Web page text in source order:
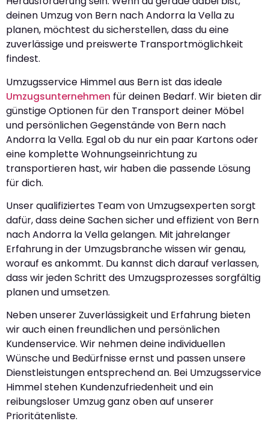
deinen Umzug von Bern nach Andorra la Vella zu
planen, möchtest du sicherstellen, dass du eine
zuverlässige und preiswerte Transportmöglichkeit
findest.
Umzugsservice Himmel aus Bern ist das ideale
Umzugsunternehmen für deinen Bedarf. Wir bieten dir
günstige Optionen für den Transport deiner Möbel
und persönlichen Gegenstände von Bern nach
Andorra la Vella. Egal ob du nur ein paar Kartons oder
eine komplette Wohnungseinrichtung zu
transportieren hast, wir haben die passende Lösung
für dich.
Unser qualifiziertes Team von Umzugsexperten sorgt
dafür, dass deine Sachen sicher und effizient von Bern
nach Andorra la Vella gelangen. Mit jahrelanger
Erfahrung in der Umzugsbranche wissen wir genau,
worauf es ankommt. Du kannst dich darauf verlassen,
dass wir jeden Schritt des Umzugsprozesses sorgfältig
planen und umsetzen.
Neben unserer Zuverlässigkeit und Erfahrung bieten
wir auch einen freundlichen und persönlichen
Kundenservice. Wir nehmen deine individuellen
Wünsche und Bedürfnisse ernst und passen unsere
Dienstleistungen entsprechend an. Bei Umzugsservice
Himmel stehen Kundenzufriedenheit und ein
reibungsloser Umzug ganz oben auf unserer
Prioritätenliste.